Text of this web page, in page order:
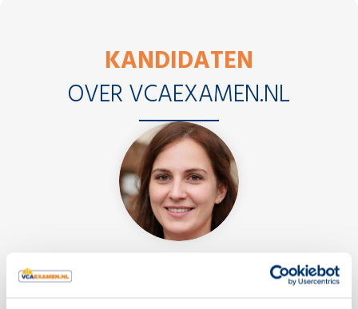
KANDIDATEN
OVER VCAEXAMEN.NL
"Voor mijn nieuwe baan was het belangrijk dat ik